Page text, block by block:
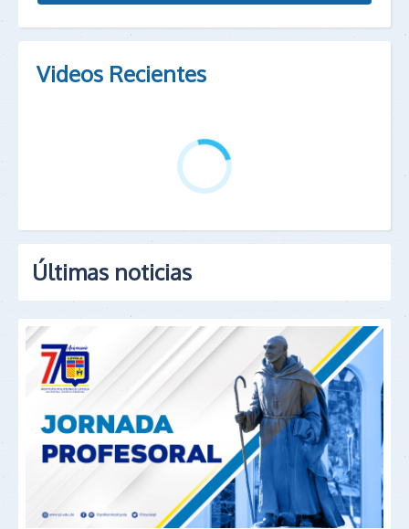
Videos Recientes
Últimas noticias